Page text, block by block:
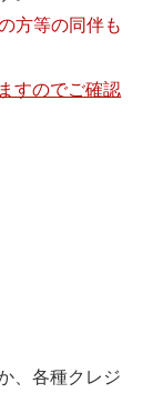
方等の同伴も
すのでご確認
、各種クレジ